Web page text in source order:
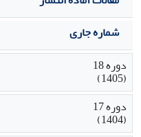
شماره جاری
دوره 18
(1405)
دوره 17
(1404)